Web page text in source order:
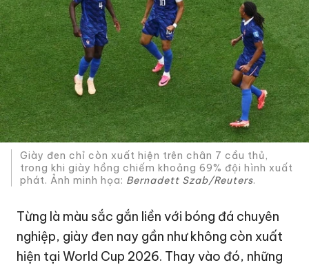
Giày đen chỉ còn xuất hiện trên chân 7 cầu thủ,
trong khi giày hồng chiếm khoảng 69% đội hình xuất
phát. Ảnh minh họa: Bernadett Szab/Reuters.
Từng là màu sắc gắn liền với bóng đá chuyên
nghiệp, giày đen nay gần như không còn xuất
hiện tạiWorld Cup 2026. Thay vào đó, những